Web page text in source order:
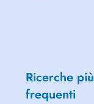
Ricerche più
frequenti